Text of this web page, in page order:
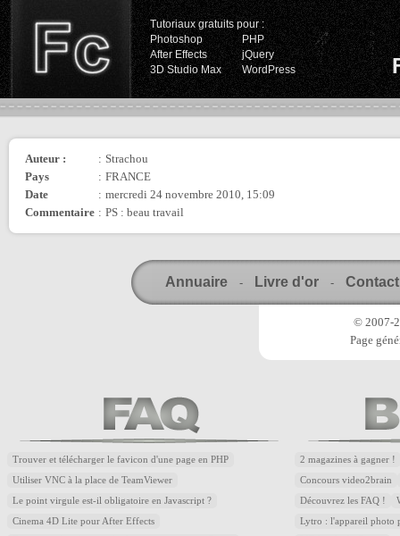
Tutoriaux gratuits pour :
Photoshop
PHP
After Effects
jQuery
3D Studio Max
WordPress
Auteur : : Strachou
Pays
: FRANCE
Date
: mercredi 24 novembre 2010, 15:09
Commentaire : PS : beau travail
Annuaire - Livre d'or - Contact
© 2007-
Page
Trouver et télécharger le favicon d'une page en PHP
Utiliser VNC à la place de TeamViewer
Le point virgule est-il obligatoire en Javascript ?
Cinema 4D Lite pour After Effects
2 magazines à gagner !
Concours video2brain
Découvrez les FAQ !
Lytro : l'appareil photo